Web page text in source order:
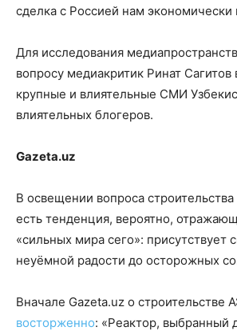
сделка с Россией нам экономически
Для исследования
вопросу медиакритик Ринат
крупные и влиятельные СМИ
влиятельных блогеров.
Gazeta.uz
В освещении вопроса
есть тенденция, вероятно,
«сильных мира сего»: присутствует
неуёмной радости до осторожных
Вначале Gazeta.uz о строительстве
восторженно: «Реактор, выбранный